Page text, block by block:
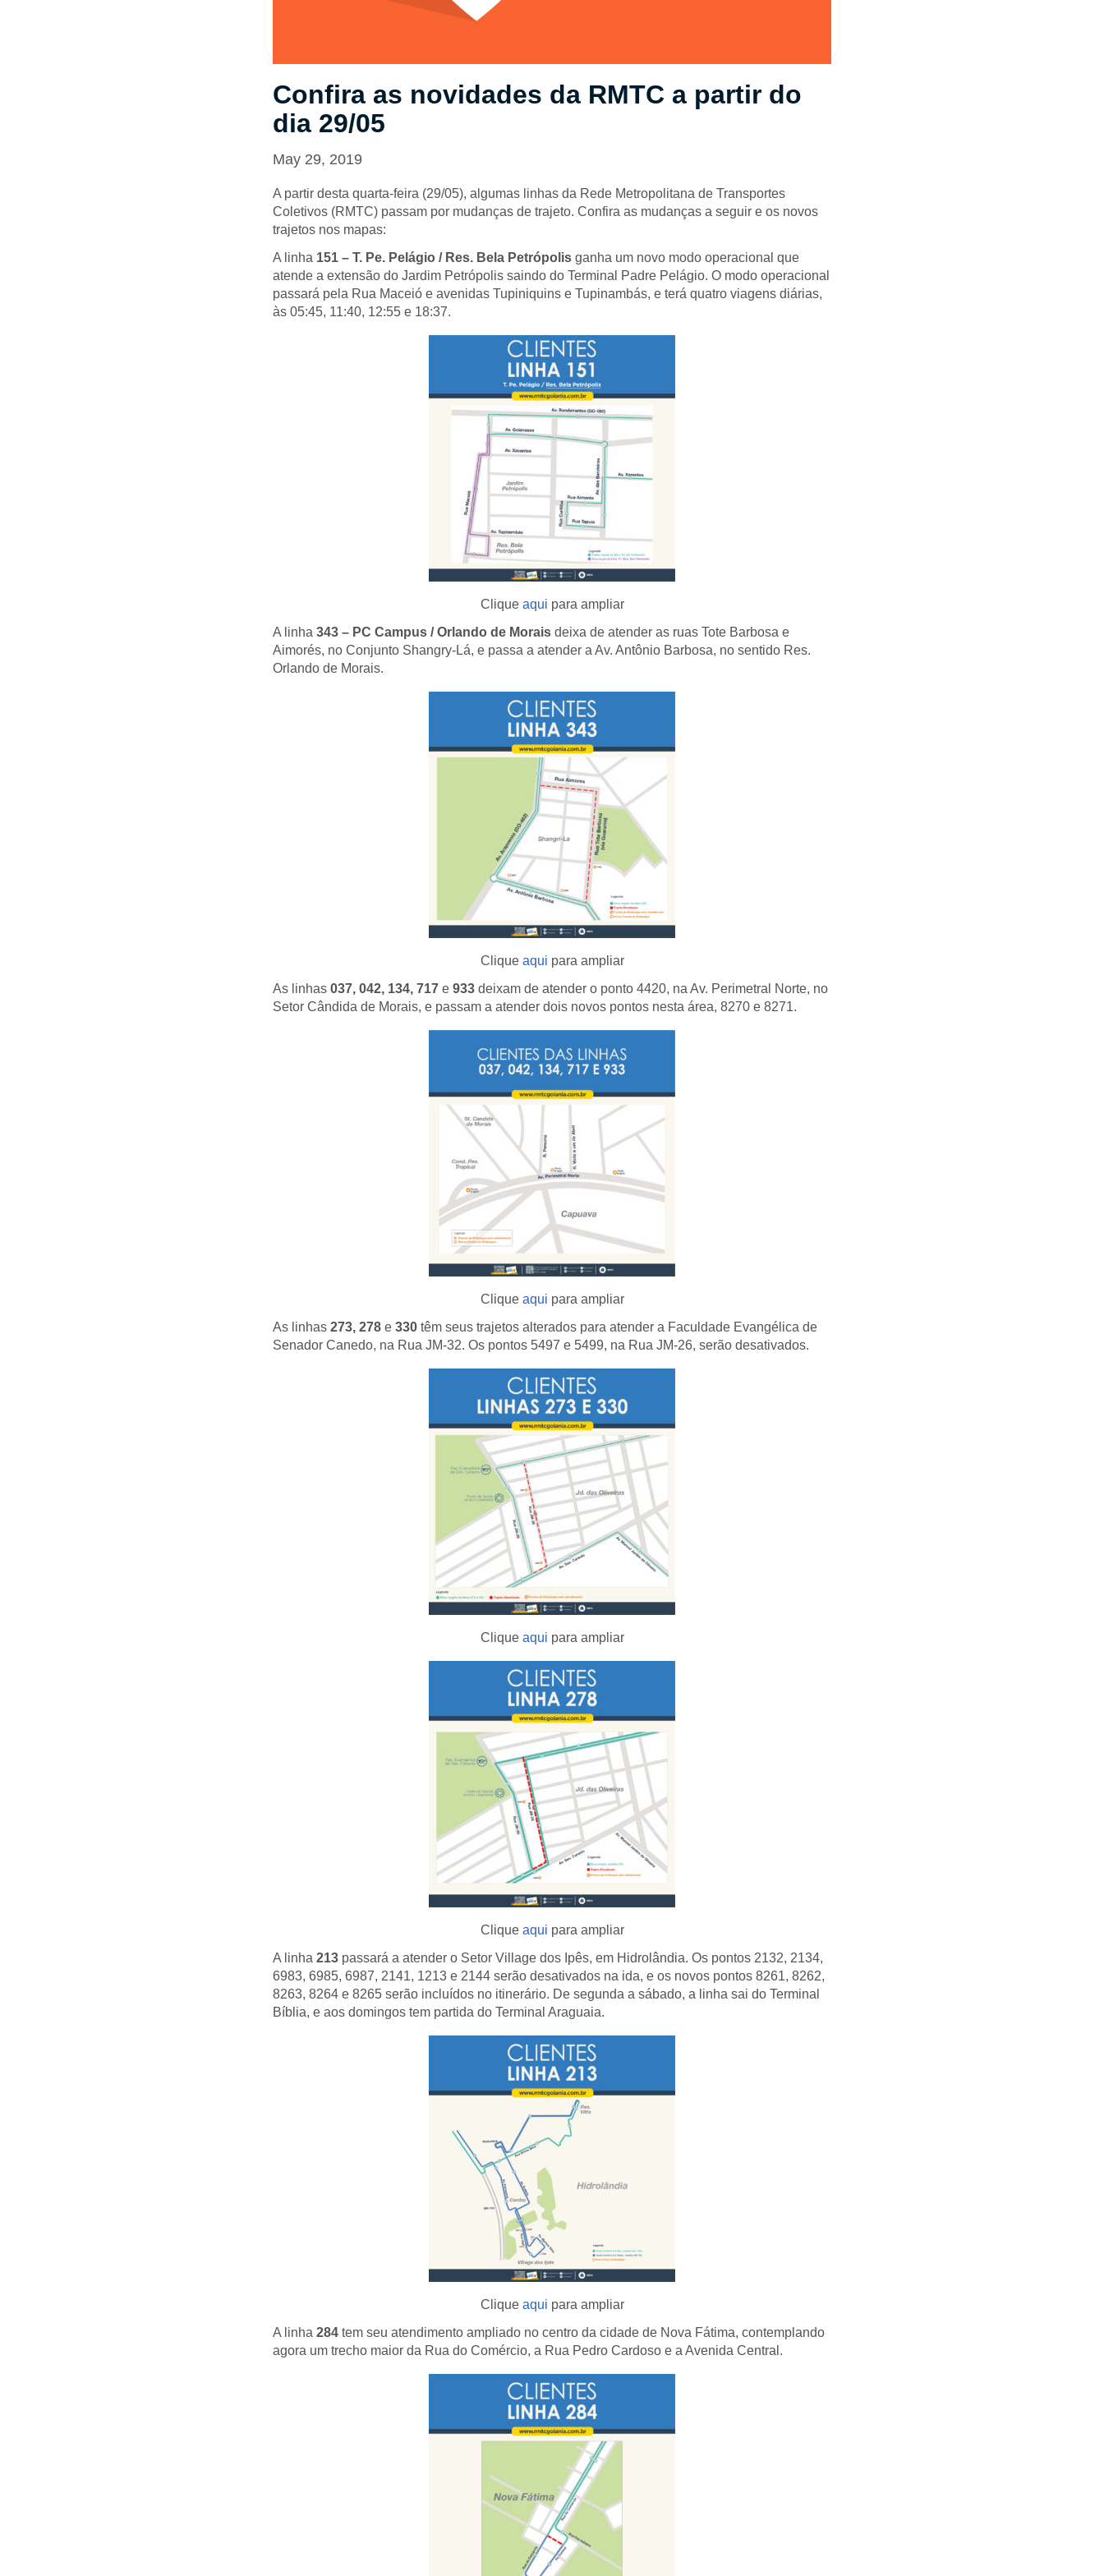
Confira as novidades da RMTC a partir do
dia 29/05
May 29, 2019
A partir desta quarta-feira (29/05), algumas linhas da Rede Metropolitana de Transportes
Coletivos (RMTC) passam por mudanças de trajeto. Confira as mudanças a seguir e os novos
trajetos nos mapas:
A linha 151 – T. Pe. Pelágio / Res. Bela Petrópolis ganha um novo modo operacional que
atende a extensão do Jardim Petrópolis saindo do Terminal Padre Pelágio. O modo operacional
passará pela Rua Maceió e avenidas Tupiniquins e Tupinambás, e terá quatro viagens diárias,
às 05:45, 11:40, 12:55 e 18:37.
Clique aqui para ampliar
A linha 343 – PC Campus / Orlando de Morais deixa de atender as ruas Tote Barbosa e
Aimorés, no Conjunto Shangry-Lá, e passa a atender a Av. Antônio Barbosa, no sentido Res.
Orlando de Morais.
Clique aqui para ampliar
As linhas 037, 042, 134, 717 e 933 deixam de atender o ponto 4420, na Av. Perimetral Norte, no
Setor Cândida de Morais, e passam a atender dois novos pontos nesta área, 8270 e 8271.
Clique aqui para ampliar
As linhas 273, 278 e 330 têm seus trajetos alterados para atender a Faculdade Evangélica de
Senador Canedo, na Rua JM-32. Os pontos 5497 e 5499, na Rua JM-26, serão desativados.
Clique aqui para ampliar
Clique aqui para ampliar
A linha 213 passará a atender o Setor Village dos Ipês, em Hidrolândia. Os pontos 2132, 2134,
6983, 6985, 6987, 2141, 1213 e 2144 serão desativados na ida, e os novos pontos 8261, 8262,
8263, 8264 e 8265 serão incluídos no itinerário. De segunda a sábado, a linha sai do Terminal
Bíblia, e aos domingos tem partida do Terminal Araguaia.
Clique aqui para ampliar
A linha 284 tem seu atendimento ampliado no centro da cidade de Nova Fátima, contemplando
agora um trecho maior da Rua do Comércio, a Rua Pedro Cardoso e a Avenida Central.